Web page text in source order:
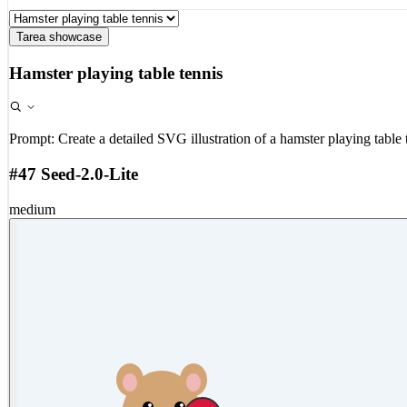
Tarea showcase
Hamster playing table tennis
Prompt: Create a detailed SVG illustration of a hamster playing table
#47 Seed-2.0-Lite
medium